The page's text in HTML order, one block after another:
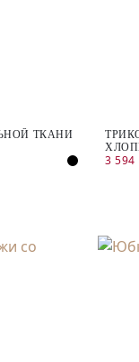
ТКАНИ
3 594